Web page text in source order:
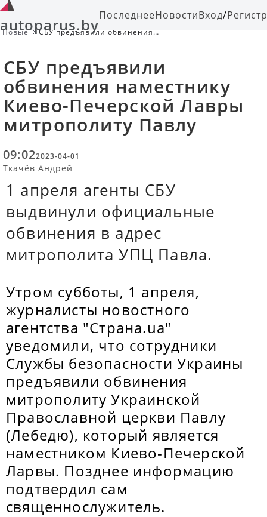
autoparus.byПоследнееНовостиВход/
Новые
СБУ предъявили обвинения
СБУ предъявили
обвинения наместнику
Киево-Печерской Лавры
митрополиту Павлу
09:022023-04-01
Ткачёв Андрей
1 апреля агенты СБУ
выдвинули официальные
обвинения в адрес
митрополита УПЦ Павла.
Утром субботы, 1 апреля,
журналисты новостного
агентства "Страна.ua"
уведомили, что сотрудники
Службы безопасности Украины
предъявили обвинения
митрополиту Украинской
Православной церкви Павлу
(Лебедю), который является
наместником Киево-Печерской
Ларвы. Позднее информацию
подтвердил сам
священнослужитель.